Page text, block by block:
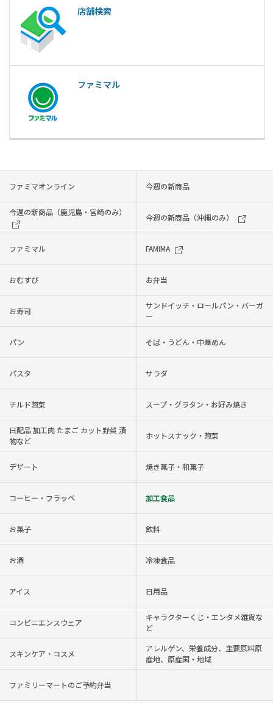
店舗検索
ファミマル
ファミマオンライン 今週の新商品
今週の新商品（鹿児島・宮崎のみ）
今週の新商品（沖縄のみ）
ファミマル FAMIMA
おむすび お弁当
お寿司
サンドイッチ・ロールパン・バーガ
ー
パン そば・うどん・中華めん
パスタ サラダ
チルド惣菜 スープ・グラタン・お好み焼き
日配品 加工肉 たまご カット野菜 漬
物など
ホットスナック・惣菜
デザート 焼き菓子・和菓子
コーヒー・フラッペ 加工食品
お菓子 飲料
お酒 冷凍食品
アイス 日用品
コンビニエンスウェア
キャラクターくじ・エンタメ雑貨な
ど
スキンケア・コスメ
アレルゲン、栄養成分、主要原料原
産地、原産国・地域
ファミリーマートのご予約弁当